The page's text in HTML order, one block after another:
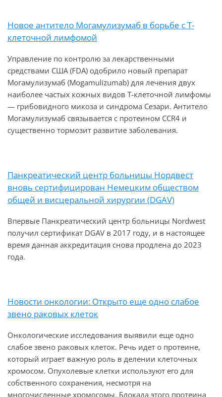
Новое антитело Могамулизумаб в борьбе с Т-
клеточной лимфомой
Управление по контролю за лекарственными
средствами США (FDA) одобрило новый препарат
Могамулизумаб (Mogamulizumab) для лечения двух
наиболее частых кожных видов Т-клеточной лимфомы
— грибовидного микоза и синдрома Сезари. Антитело
Могамулизумаб связывается с протеином CCR4 и
существенно тормозит развитие заболевания.
Панкреатический центр больницы Нордвест
вновь сертифицирован Немецким обществом
общей и висцеральной хирургии (DGAV)
Впервые Панкреатический центр больницы Nordwest
получил сертификат DGAV в 2017 году, и в настоящее
время данная аккредитация снова продлена до 2023
года.
Новости онкологии: Открыто еще одно слабое
звено раковых клеток
Онкологические исследования выявили еще одно
слабое звено раковых клеток. Речь идет о протеине,
который играет важную роль в делении клеточных
хромосом. Опухолевые клетки используют его для
собственного сохранения, несмотря на
многочисленные хромосомы. Блокада этого протеина